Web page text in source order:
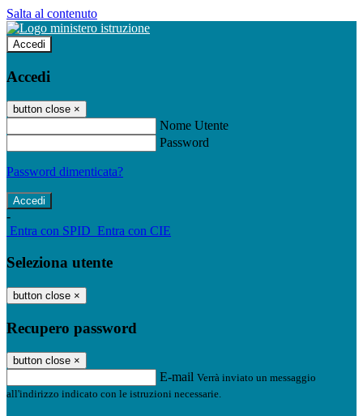
Salta al contenuto
Accedi
Accedi
button close ×
Nome Utente
Password
Password dimenticata?
-
Entra con SPID Entra con CIE
Seleziona utente
button close ×
Recupero password
button close ×
E-mail Verrà inviato un messaggio
all'indirizzo indicato con le istruzioni necessarie.